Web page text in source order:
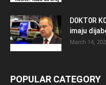
D0KT0R
imaju
March 14,
POPULAR CATEGORY